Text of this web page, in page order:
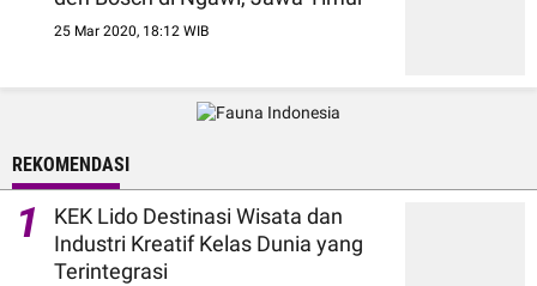
25 Mar 2020, 18:12 WIB
REKOMENDASI
1
KEK Lido Destinasi Wisata dan
Industri Kreatif Kelas Dunia yang
Terintegrasi